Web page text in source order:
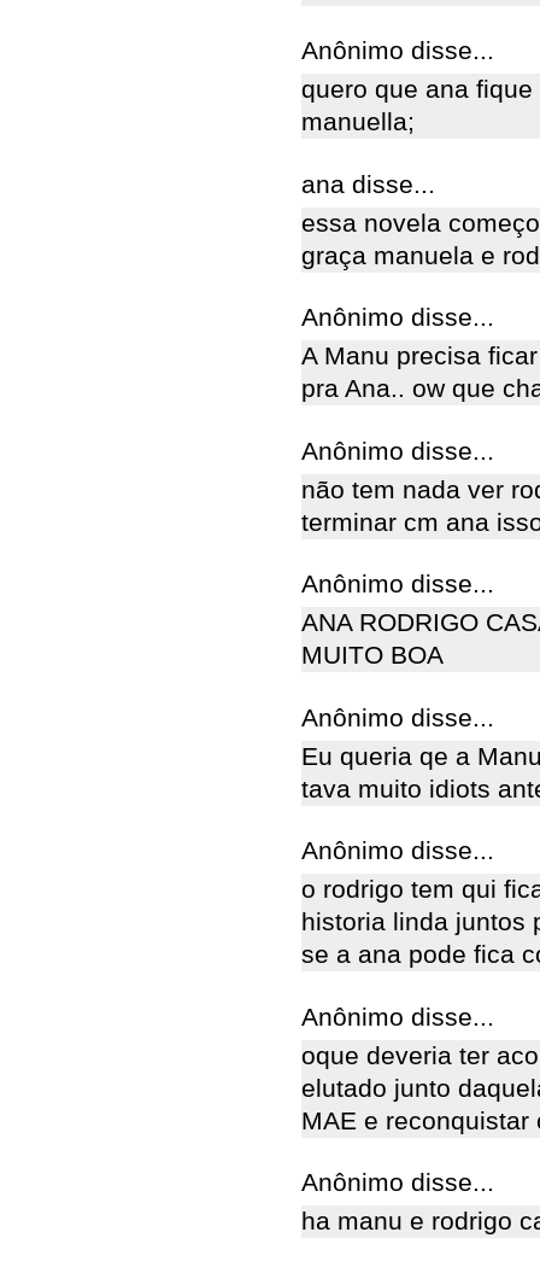
Anônimo disse...
quero que ana
manuella;
ana disse...
essa novela
graça manuela e
Anônimo disse...
A Manu precisa
pra Ana.. ow que
Anônimo disse...
não tem nada ver
terminar cm ana
Anônimo disse...
ANA RODRIGO
MUITO BOA
Anônimo disse...
Eu queria qe a
tava muito idiots
Anônimo disse...
o rodrigo tem qui
historia linda juntos
se a ana pode fica
Anônimo disse...
oque deveria ter
elutado junto
MAE e reconquistar
Anônimo disse...
ha manu e rodrigo